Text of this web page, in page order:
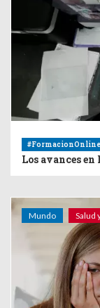
#FormacionOnline
Los avances
Mundo Salud